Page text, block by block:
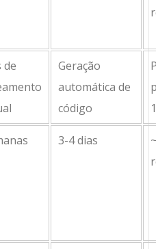
de
Geração
automática de
código
3-4 dias